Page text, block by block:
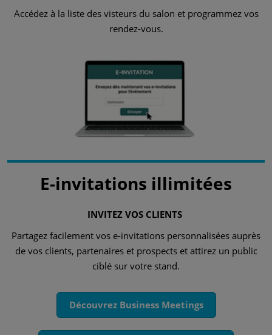
Accédez à la liste des visteurs du salon et programmez vos
rendez-vous.
E-invitations illimitées
INVITEZ VOS CLIENTS
Partagez facilement vos e-invitations personnalisées auprès
de vos clients, partenaires et prospects et attirez un public
ciblé sur votre stand.
Découvrez Business Meetings